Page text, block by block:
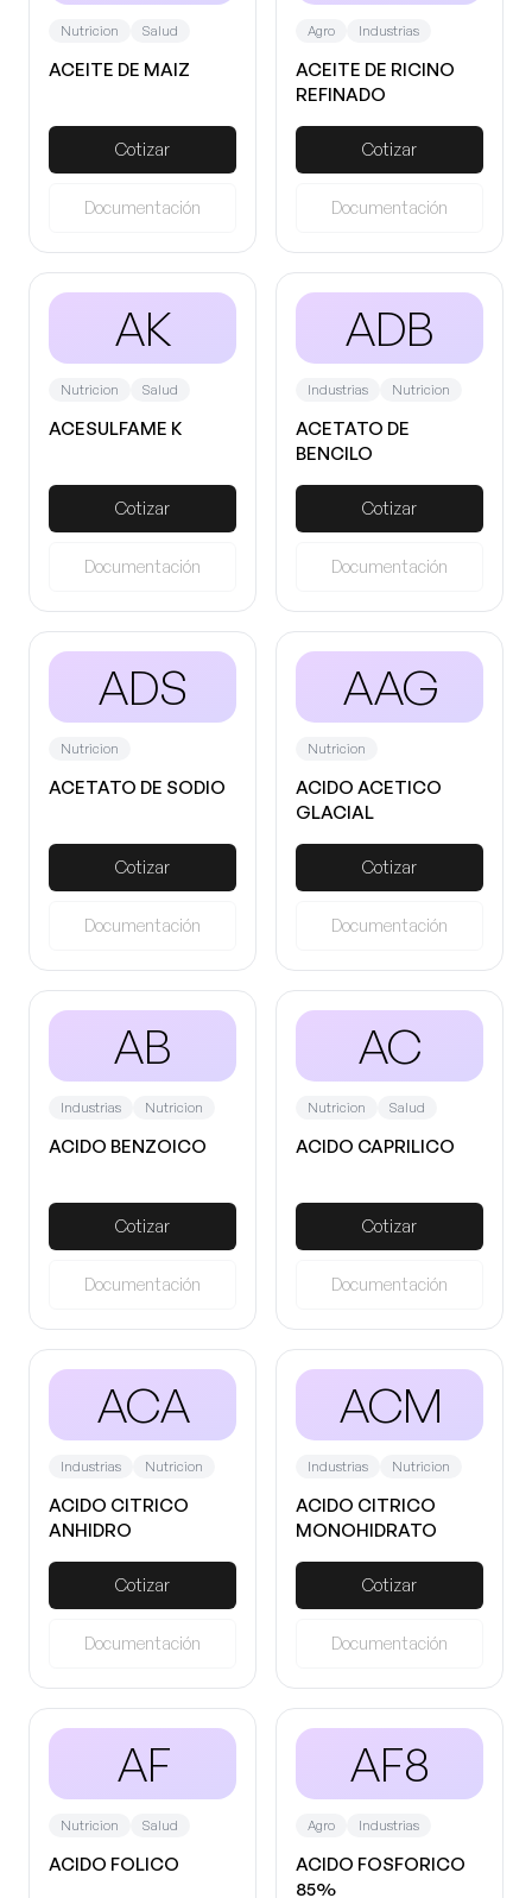
Nutricion Salud
ACEITE DE MAIZ
Cotizar
Documentación
Agro Industrias
ACEITE DE RICINO
REFINADO
Cotizar
Documentación
AK
Nutricion Salud
ACESULFAME K
Cotizar
Documentación
ADB
Industrias Nutricion
ACETATO DE
BENCILO
Cotizar
Documentación
ADS
Nutricion
ACETATO DE SODIO
Cotizar
Documentación
AAG
Nutricion
ACIDO ACETICO
GLACIAL
Cotizar
Documentación
AB
Industrias Nutricion
ACIDO BENZOICO
Cotizar
Documentación
AC
Nutricion Salud
ACIDO CAPRILICO
Cotizar
Documentación
ACA
Industrias Nutricion
ACIDO CITRICO
ANHIDRO
Cotizar
Documentación
ACM
Industrias Nutricion
ACIDO CITRICO
MONOHIDRATO
Cotizar
Documentación
AF
Nutricion Salud
ACIDO FOLICO
AF8
Agro Industrias
ACIDO FOSFORICO
85%